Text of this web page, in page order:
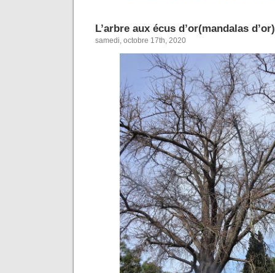
L’arbre aux écus d’or(mandalas d’or)
samedi, octobre 17th, 2020